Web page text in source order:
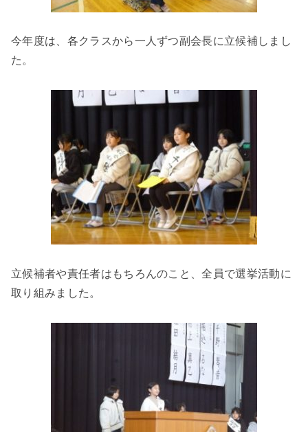
今年度は、各クラスから一人ずつ副会長に立候補しまし
た。
立候補者や責任者はもちろんのこと、全員で選挙活動に
取り組みました。